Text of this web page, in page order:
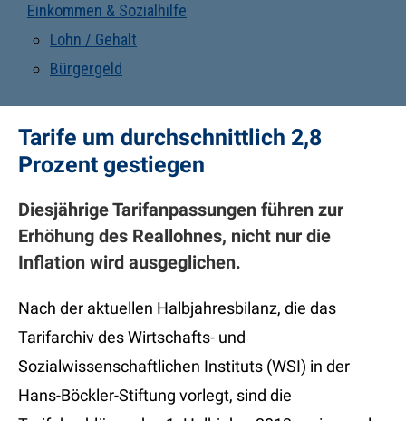
Einkommen & Sozialhilfe
Lohn / Gehalt
Bürgergeld
Tarife um durchschnittlich 2,8
Prozent gestiegen
Diesjährige Tarifanpassungen führen zur
Erhöhung des Reallohnes, nicht nur die
Inflation wird ausgeglichen.
Nach der aktuellen Halbjahresbilanz, die das
Tarifarchiv des Wirtschafts- und
Sozialwissenschaftlichen Instituts (WSI) in der
Hans-Böckler-Stiftung vorlegt, sind die